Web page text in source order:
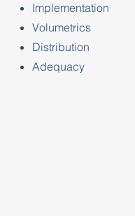
Implementation
Volumetrics
Distribution
Adequacy